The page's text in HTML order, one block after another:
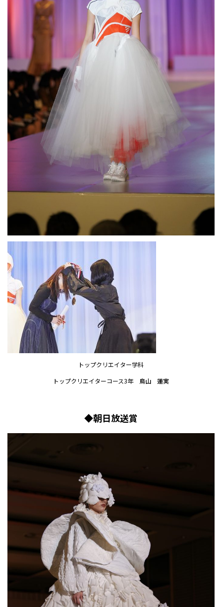
トップクリエイター学科
トップクリエイターコース3年 鳥山 蓮実
◆朝日放送賞